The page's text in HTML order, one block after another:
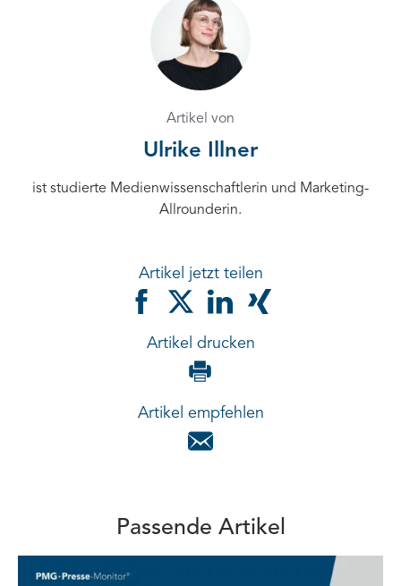
Artikel von
Ulrike Illner
ist studierte Medienwissenschaftlerin und Marketing-
Allrounderin.
Artikel jetzt teilen
Artikel drucken
Artikel empfehlen
Passende Artikel